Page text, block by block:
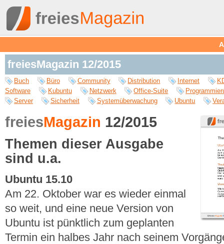
freiesMagazin 12/2015
Buch Büro Community Distribution Internet
Software
Kubuntu Netzwerk Office-Suite
Server
Sicherheit Systemüberwachung Ubuntu
freiesMagazin 12/2015
Themen dieser Ausgabe
sind u.a.
Ubuntu 15.10
Am 22. Oktober war es wieder einmal
so weit, und eine neue Version von
Ubuntu ist pünktlich zum geplanten
Termin ein halbes Jahr nach seinem